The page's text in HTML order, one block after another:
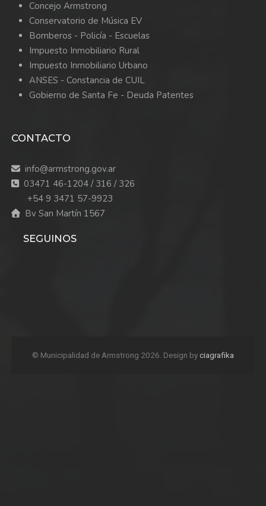
Concejo Armstrong
Conservatorio de Música EV
Bomberos - Policía - Escuelas
Impuesto Inmobiliario Rural
Impuesto Inmobiliario Urbano
ANSES - Constancia de CUIL
Gobierno de Santa Fe - Deuda Patentes
CONTACTO
info@armstrong.gov.ar
03471 46-1204 / 316 / 326
+54 9 3471 57-9923
Bv San Martín 1567
SEGUINOS
© Municipalidad de Armstrong 2026. Design byciagrafika